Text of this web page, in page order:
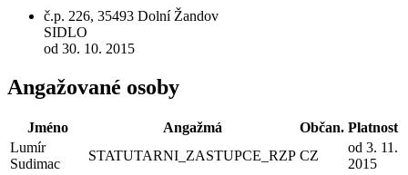
č.p. 226, 35493 Dolní Žandov
SIDLO
od 30. 10. 2015
Angažované osoby
Jméno Angažmá Občan. Platnost
Lumír
Sudimac
STATUTARNI_ZASTUPCE_RZP CZ
od 3. 11.
2015